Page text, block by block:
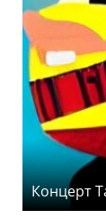
Концерт